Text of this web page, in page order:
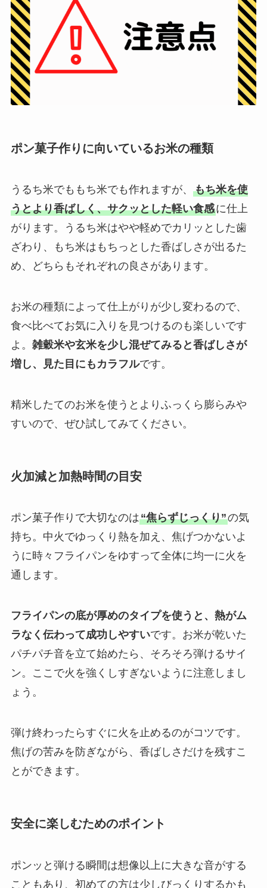
ポン菓子作りに向いているお米の種類
うるち米でももち米でも作れますが、 もち米を使
うとより香ばしく、サクッとした軽い食感に仕上
がります。うるち米はやや軽めでカリッとした歯
ざわり、もち米はもちっとした香ばしさが出るた
め、どちらもそれぞれの良さがあります。
お米の種類によって仕上がりが少し変わるので、
食べ比べてお気に入りを見つけるのも楽しいです
よ。 雑穀米や玄米を少し混ぜてみると香ばしさが
増し、見た目にもカラフルです。
精米したてのお米を使うとよりふっくら膨らみや
すいので、ぜひ試してみてください。
火加減と加熱時間の目安
ポン菓子作りで大切なのは“焦らずじっくり”の気
持ち。中火でゆっくり熱を加え、焦げつかないよ
うに時々フライパンをゆすって全体に均一に火を
通します。
フライパンの底が厚めのタイプを使うと、熱がム
ラなく伝わって成功しやすいです。お米が乾いた
パチパチ音を立て始めたら、そろそろ弾けるサイ
ン。ここで火を強くしすぎないように注意しまし
ょう。
弾け終わったらすぐに火を止めるのがコツです。
焦げの苦みを防ぎながら、香ばしさだけを残すこ
とができます。
安全に楽しむためのポイント
ポンッと弾ける瞬間は想像以上に大きな音がする
こともあり、初めての方は少しびっくりするかも